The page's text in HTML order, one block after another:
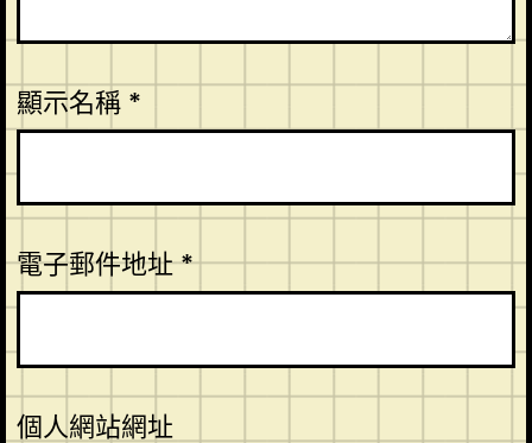
顯示名稱 *
電子郵件地址*
個人網站網址